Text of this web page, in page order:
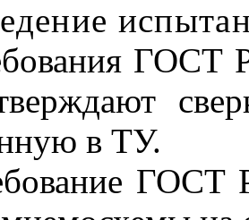
ГОСТ
в ТУ.
ГОСТ